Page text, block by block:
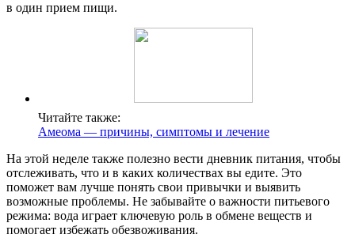
в один прием пищи.
Читайте также:
Амеома — причины, симптомы и лечение
На этой неделе также полезно вести дневник питания, чтобы
отслеживать, что и в каких количествах вы едите. Это
поможет вам лучше понять свои привычки и выявить
возможные проблемы. Не забывайте о важности питьевого
режима: вода играет ключевую роль в обмене веществ и
помогает избежать обезвоживания.